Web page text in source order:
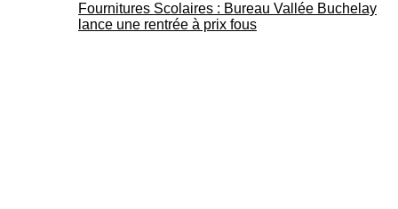
Fournitures Scolaires : Bureau Vallée Buchelay
lance une rentrée à prix fous